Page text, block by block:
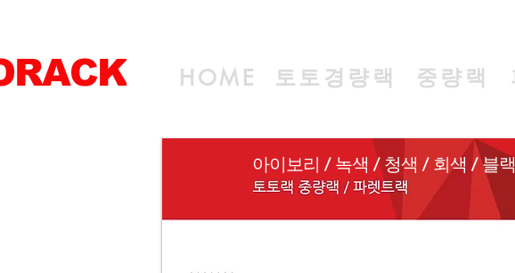
HOME 토토경량랙 중량랙
아이보리 / 녹색 / 청색 / 회색 / 블